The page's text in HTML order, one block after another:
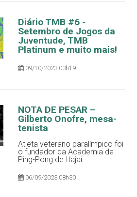
Diário TMB #6 -
Setembro de Jogos da
Juventude, TMB
Platinum e muito mais!
09/10/2023 03h19
NOTA DE PESAR –
Gilberto Onofre, mesa-
tenista
Atleta veterano paralímpico foi
o fundador da Academia de
Ping-Pong de Itajaí
06/09/2023 08h30